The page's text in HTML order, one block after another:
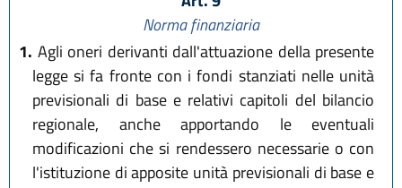
Norma finanziaria
1. Agli oneri derivanti dall'attuazione della presente
legge si fa fronte con i fondi stanziati nelle unità
previsionali di base e relativi capitoli del bilancio
regionale, anche apportando le eventuali
modificazioni che si rendessero necessarie o con
l'istituzione di apposite unità previsionali di base e